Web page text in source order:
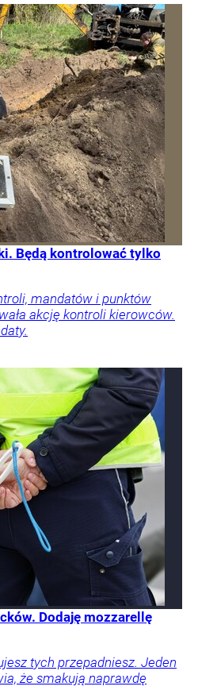
Będą kontrolować tylko
mandatów i punktów
akcję kontroli kierowców.
Dodaję mozzarellę
tych przepadniesz. Jeden
że smakują naprawdę